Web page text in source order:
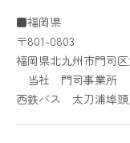
■福岡県
〒801-0803
福岡県北九州市門司
当社 門司事業所
西鉄バス 太刀浦埠